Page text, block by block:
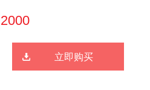
2000
立即购买